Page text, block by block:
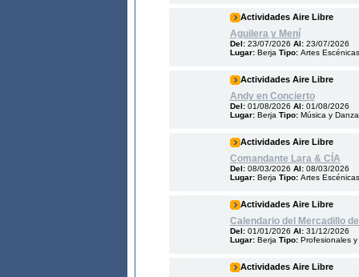
Actividades Aire Libre
Aguilera y Mení
Del: 23/07/2026 Al: 23/07/2026
Lugar: Berja Tipo: Artes Escénicas
Actividades Aire Libre
Andy en Concierto
Del: 01/08/2026 Al: 01/08/2026
Lugar: Berja Tipo: Música y Danza
Actividades Aire Libre
Comandante Lara & CÍA
Del: 08/03/2026 Al: 08/03/2026
Lugar: Berja Tipo: Artes Escénicas
Actividades Aire Libre
Calendario del Mercadillo
Del: 01/01/2026 Al: 31/12/2026
Lugar: Berja Tipo: Profesionales y
Actividades Aire Libre